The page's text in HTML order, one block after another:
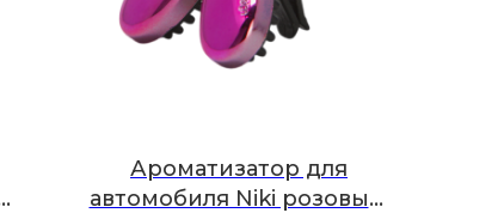
Ароматизатор для
автомобиля Niki розовый,